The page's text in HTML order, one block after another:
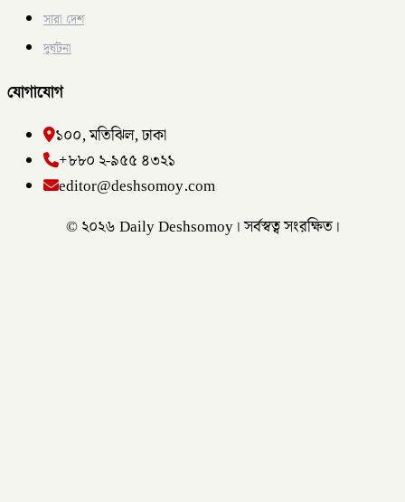
সারা দেশ
দুর্ঘটনা
যোগাযোগ
১০০, মতিঝিল, ঢাকা
+৮৮০ ২-৯৫৫ ৪৩২১
editor@deshsomoy.com
© ২০২৬ Daily Deshsomoy। সর্বস্বত্ব সংরক্ষিত।